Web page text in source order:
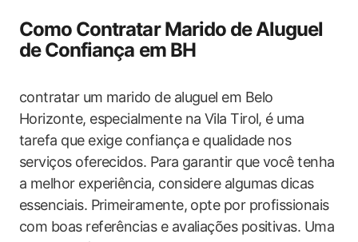
Como Contratar Marido de Aluguel
de Confiança em BH
contratar um marido de aluguel em Belo
Horizonte, especialmente na Vila Tirol, é uma
tarefa que exige confiança e qualidade nos
serviços oferecidos. Para garantir que você tenha
a melhor experiência, considere algumas dicas
essenciais. Primeiramente, opte por profissionais
com boas referências e avaliações positivas. Uma